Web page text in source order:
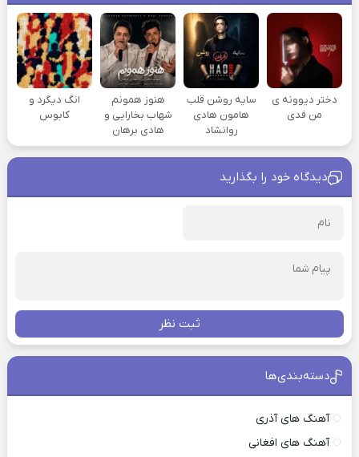
دختر دیوونه ی
من فدی
سایه روشن قلب
هامون هادی
روانشاد
هنوز همونم
شهاب بخارایی و
هادی برهان
انگ دیگرد و
کابوس
دیدگاه خود را بگذارید
ثبت نظر
دسته‌بندی‌ها
آهنگ های آذری
آهنگ های افغانی